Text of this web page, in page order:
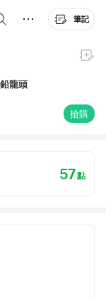
筆記
龍頭
搶購
57點